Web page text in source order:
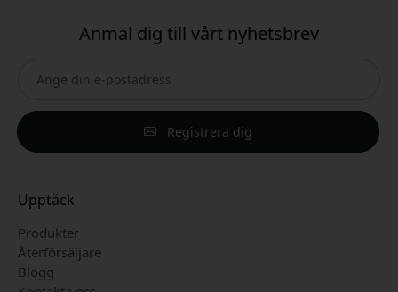
Anmäl dig till vårt nyhetsbrev
Registrera dig
Upptäck
Produkter
Återförsäljare
Blogg